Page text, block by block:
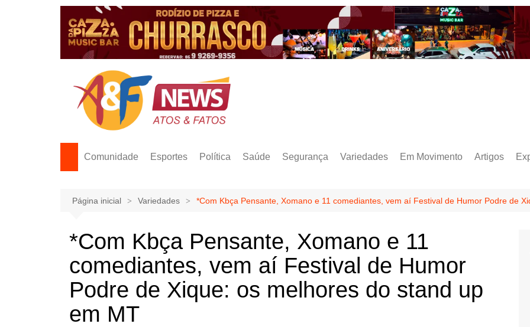
Comunidade Esportes Política Saúde Segurança Variedades Em Movimento Artigos
Página inicial Variedades *Com Kbça Pensante, Xomano e 11 comediantes, vem aí Festival de Humor Podre de
*Com Kbça Pensante, Xomano e 11
comediantes, vem aí Festival de Humor
Podre de Xique: os melhores do stand up
em MT